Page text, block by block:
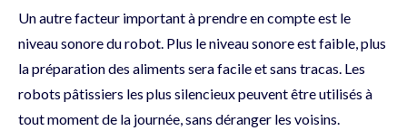
Un autre facteur important à prendre en compte est le
niveau sonore du robot. Plus le niveau sonore est faible, plus
la préparation des aliments sera facile et sans tracas. Les
robots pâtissiers les plus silencieux peuvent être utilisés à
tout moment de la journée, sans déranger les voisins.